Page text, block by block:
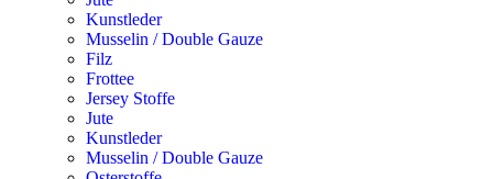
Kunstleder
Musselin / Double Gauze
Filz
Frottee
Jersey Stoffe
Jute
Kunstleder
Musselin / Double Gauze